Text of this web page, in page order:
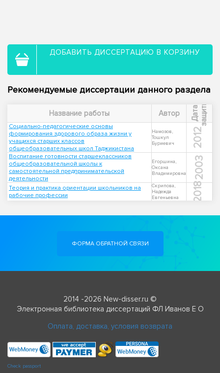
ДОБАВИТЬ ДИССЕРТАЦИЮ В КОРЗИНУ
Рекомендуемые диссертации данного раздела
Название работы Автор Д
а
т
а
з
а
щ
и
т ы
Социально-педагогические основы
формирования здорового образа жизни у
учащихся старших классов
общеобразовательных школ Таджикистана
Намозов,
Тошкул
Буриевич
2012
Воспитание готовности старшеклассников
общеобразовательной школы к
самостоятельной предпринимательской
деятельности
Егоршина,
Оксана
Владимировна
2003
Теория и практика ориентации школьников на
рабочие профессии
Скрипова,
Надежда
Евгеньевна
2018
ФОРМА ОБРАТНОЙ СВЯЗИ
2014 -2026 New-disser.ru ©
Электронная библиотека диссертаций ФЛ Иванов Е О
Оплата, доставка, условия возврата
Check passport